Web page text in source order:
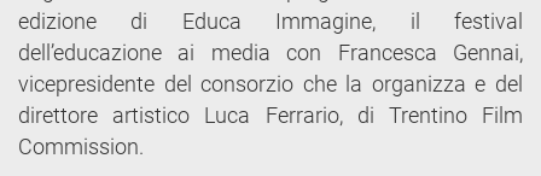
edizione di Educa Immagine, il festival
dell’educazione ai media con Francesca Gennai,
vicepresidente del consorzio che la organizza e del
direttore artistico Luca Ferrario, di Trentino Film
Commission.